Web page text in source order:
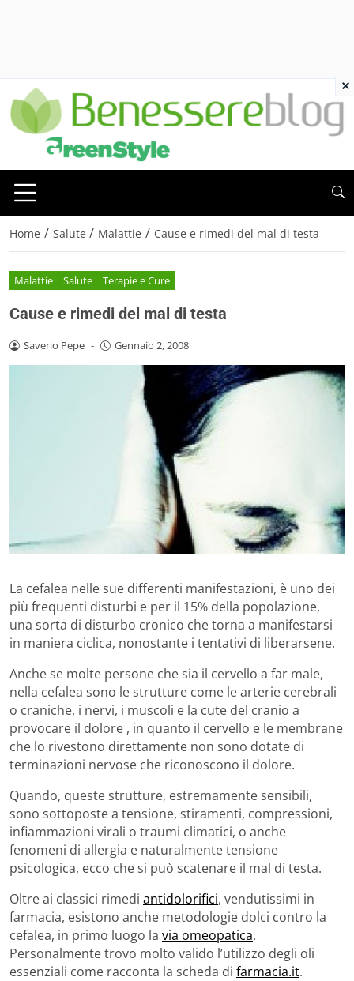
Home / Salute / Malattie / Cause e rimedi del mal di testa
Malattie Salute Terapie e Cure
Cause e rimedi del mal di testa
Saverio Pepe - Gennaio 2, 2008
La cefalea nelle sue differenti manifestazioni, è uno dei
più frequenti disturbi e per il 15% della popolazione,
una sorta di disturbo cronico che torna a manifestarsi
in maniera ciclica, nonostante i tentativi di liberarsene.
Anche se molte persone che sia il cervello a far male,
nella cefalea sono le strutture come le arterie cerebrali
o craniche, i nervi, i muscoli e la cute del cranio a
provocare il dolore , in quanto il cervello e le membrane
che lo rivestono direttamente non sono dotate di
terminazioni nervose che riconoscono il dolore.
Quando, queste strutture, estremamente sensibili,
sono sottoposte a tensione, stiramenti, compressioni,
infiammazioni virali o traumi climatici, o anche
fenomeni di allergia e naturalmente tensione
psicologica, ecco che si può scatenare il mal di testa.
Oltre ai classici rimedi antidolorifici, vendutissimi in
farmacia, esistono anche metodologie dolci contro la
cefalea, in primo luogo la via omeopatica.
Personalmente trovo molto valido l’utilizzo degli oli
essenziali come racconta la scheda di farmacia.it.
×